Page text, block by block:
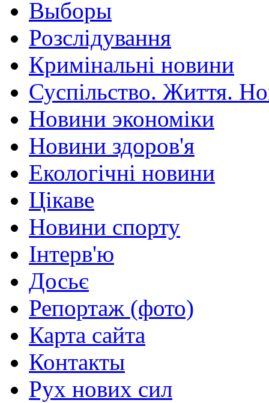
Выборы
Розслідування
Кримінальні новини
Суспільство. Життя.
Новини экономіки
Новини здоров'я
Екологічні новини
Цікаве
Новини спорту
Інтерв'ю
Досьє
Репортаж (фото)
Карта сайта
Контакты
Рух нових сил